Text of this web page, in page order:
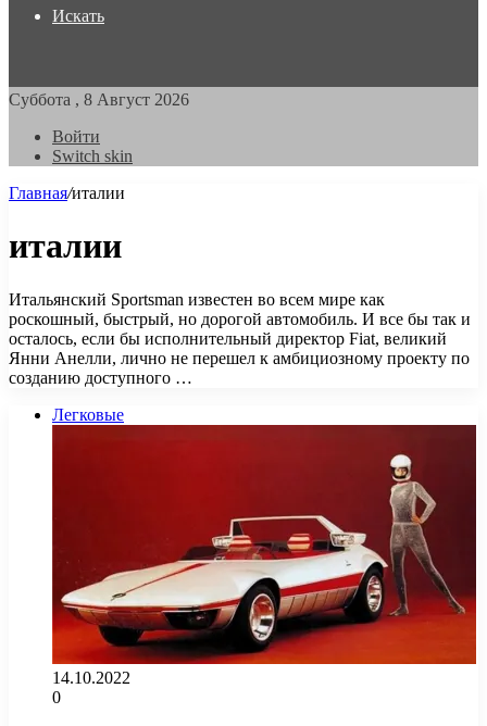
Искать
Суббота , 8 Август 2026
Войти
Switch skin
Главная/италии
италии
Итальянский Sportsman известен во всем мире как
роскошный, быстрый, но дорогой автомобиль. И все бы так и
осталось, если бы исполнительный директор Fiat, великий
Янни Анелли, лично не перешел к амбициозному проекту по
созданию доступного …
Легковые
14.10.2022
0